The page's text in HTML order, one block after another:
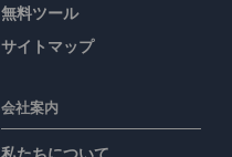
無料ツール
サイトマップ
会社案内